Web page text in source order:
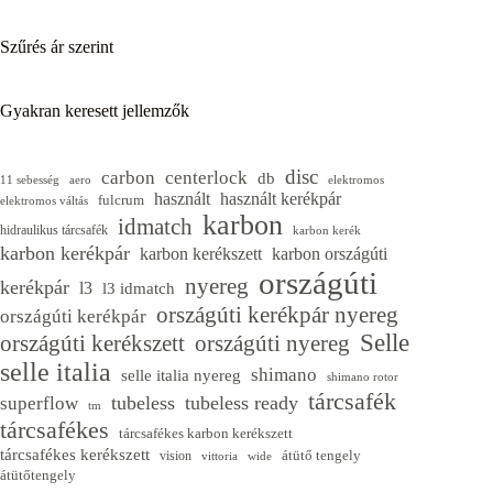
Szűrés ár szerint
Gyakran keresett jellemzők
11 sebesség aero carbon centerlock db disc
elektromos
elektromos váltás
fulcrum használt használt kerékpár
hidraulikus tárcsafék idmatch karbon karbon kerék
karbon kerékpár karbon kerékszett karbon országúti
kerékpár l3 l3 idmatch nyereg országúti
országúti kerékpár országúti kerékpár nyereg
országúti kerékszett országúti nyereg Selle
selle italia selle italia nyereg shimano shimano rotor
superflow tm tubeless tubeless ready tárcsafék
tárcsafékes
tárcsafékes karbon kerékszett
tárcsafékes kerékszett vision vittoria wide
átütő tengely
átütőtengely